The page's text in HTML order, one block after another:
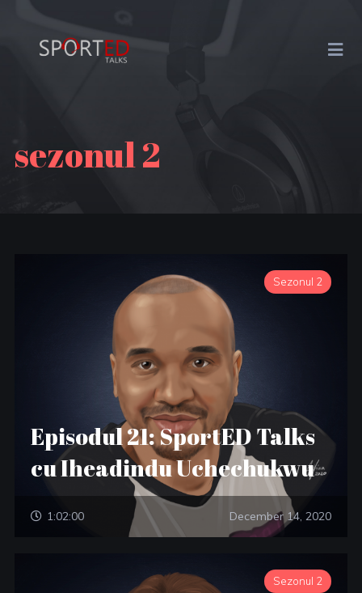
sezonul 2
Sezonul 2
Episodul 21: SportED Talks
cu Iheadindu Uchechukwu
1:02:00 December 14, 2020
Sezonul 2